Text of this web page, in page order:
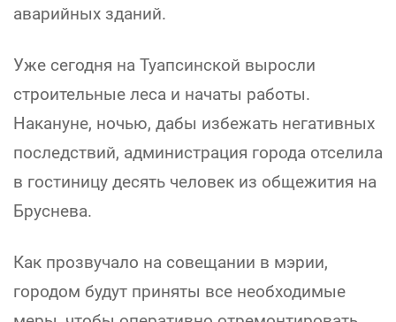
аварийных зданий.
Уже сегодня на Туапсинской выросли
строительные леса и начаты работы.
Накануне, ночью, дабы избежать негативных
последствий, администрация города отселила
в гостиницу десять человек из общежития на
Бруснева.
Как прозвучало на совещании в мэрии,
городом будут приняты все необходимые